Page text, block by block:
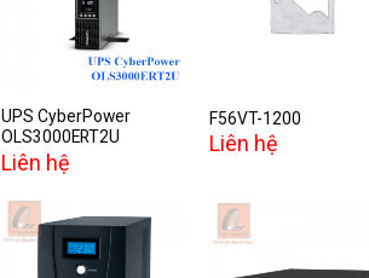
wishlist
UPS CyberPower
OLS3000ERT2U
Liên hệ
wishlist
F56VT-1200
Liên hệ